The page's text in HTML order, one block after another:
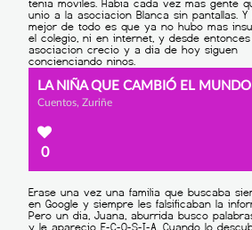
LA NIÑA QUE CAMBIÓ EL MUNDO
Cuentos, Zuriñe
0